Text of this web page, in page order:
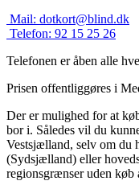
Mail: dotkort@blind.dk
Telefon: 92 15 25 26
Telefonen er åben alle
Prisen offentliggøres i
Der er mulighed for at
bor i. Således vil du
Vestsjælland, selv om du
(Sydsjælland) eller
regionsgrænser uden køb